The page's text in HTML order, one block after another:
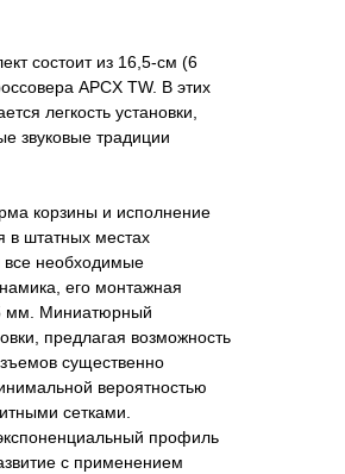
состоит из 16,5-см (6
APCX TW. В этих
легкость установки,
звуковые традиции
корзины и исполнение
в штатных местах
все необходимые
его монтажная
мм. Миниатюрный
предлагая возможность
существенно
вероятностью
сетками.
профиль
с применением